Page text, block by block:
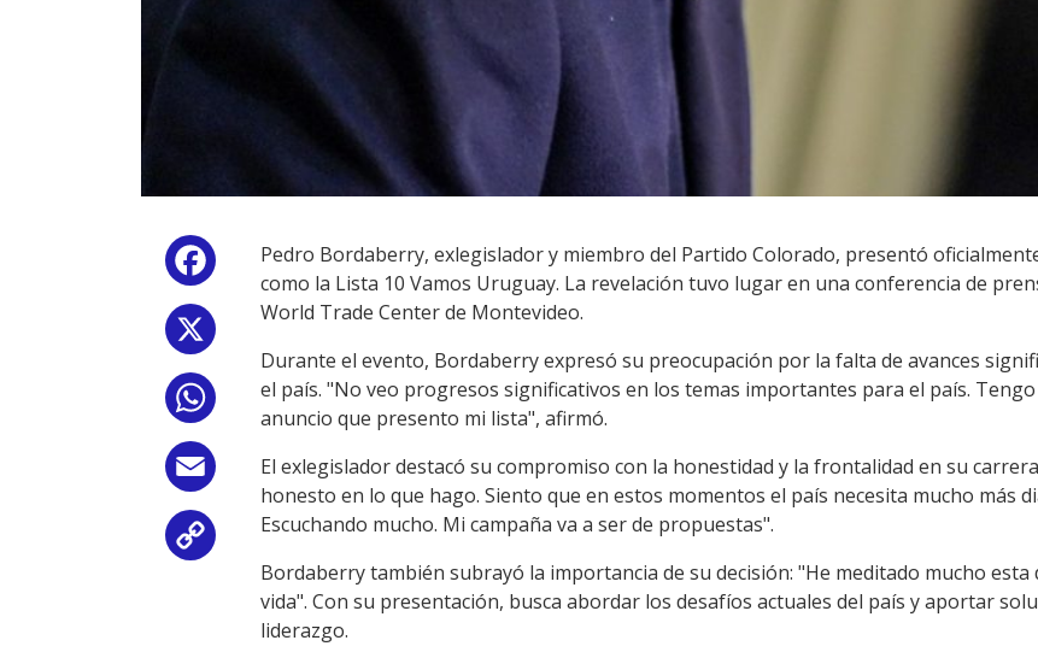
Facebook
WhatsApp
Email
Copy
Pedro Bordaberry, exlegislador y miembro del Partido Colorado, presentó
como la Lista 10 Vamos Uruguay. La revelación tuvo lugar en una conferencia de
World Trade Center de Montevideo.
Durante el evento, Bordaberry expresó su preocupación por la falta de avances
el país. "No veo progresos significativos en los temas importantes para el país.
anuncio que presento mi lista", afirmó.
El exlegislador destacó su compromiso con la honestidad y la frontalidad en su
honesto en lo que hago. Siento que en estos momentos el país necesita mucho más
Escuchando mucho. Mi campaña va a ser de propuestas".
Bordaberry también subrayó la importancia de su decisión: "He meditado mucho esta
vida". Con su presentación, busca abordar los desafíos actuales del país y aportar
liderazgo.